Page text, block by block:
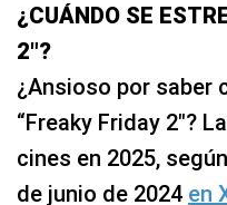
¿CUÁNDO SE
2″?
¿Ansioso por saber
“Freaky Friday 2″?
cines en 2025,
de junio de 2024 en